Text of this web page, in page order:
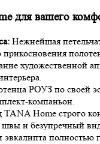
для вашего
Нежнейшая
художественной
РОУЗ по своей
компаньон.
TANA Home строго
и безупречный
эвкалипта полностью